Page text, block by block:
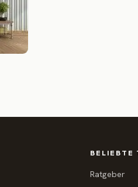
BELIEBTE
Ratgeber